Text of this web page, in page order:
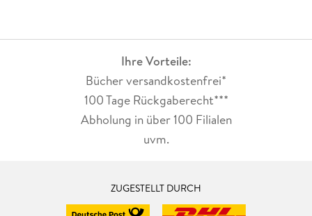
Ihre Vorteile:
Bücher versandkostenfrei*
100 Tage Rückgaberecht***
Abholung in über 100 Filialen
uvm.
ZUGESTELLT DURCH